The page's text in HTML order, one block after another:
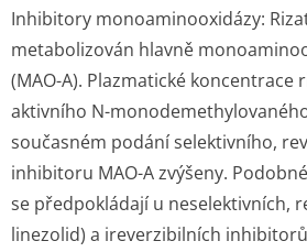
Inhibitory monoaminooxidázy:
metabolizován hlavně
(MAO-A). Plazmatické koncentrace
aktivního N-
současném podání selektivního,
inhibitoru MAO-A zvýšeny.
se předpokládají u neselektivních,
linezolid) a ireverzibilních